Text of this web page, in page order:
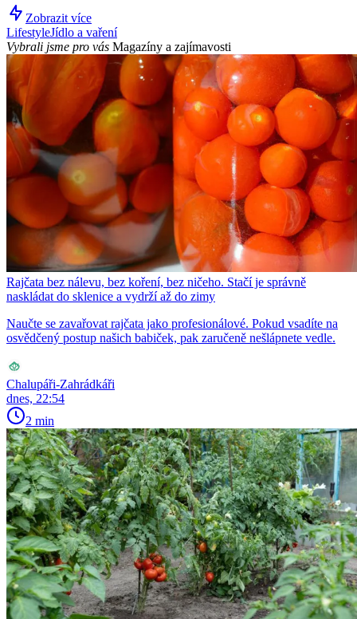
Zobrazit více
LifestyleJídlo a vaření
Vybrali jsme pro vás Magazíny a zajímavosti
Rajčata bez nálevu, bez koření, bez ničeho. Stačí je správně
naskládat do sklenice a vydrží až do zimy
Naučte se zavařovat rajčata jako profesionálové. Pokud vsadíte na
osvědčený postup našich babiček, pak zaručeně nešlápnete vedle.
Chalupáři-Zahrádkáři
dnes, 22:54
2 min